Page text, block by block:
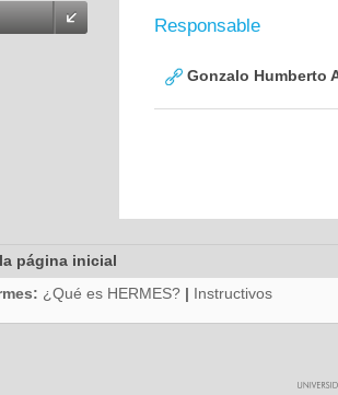
Responsable
Gonzalo Humberto
página inicial
¿Qué es HERMES? | Instructivos